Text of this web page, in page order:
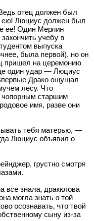
отец должен был
ею! Люциус должен был
ее! Один Мерлин
учебу в
выпуска
была первой), но он
пришел на церемонию
один удар — Люциус
Драко ощущал
лесу. Что
чопорным старшим
имя, разве они
тебя матерью, —
Люциус объявил о
грустно смотря
все знала, дракклова
могла знать о той
осознавать, что твой
сыну из-за